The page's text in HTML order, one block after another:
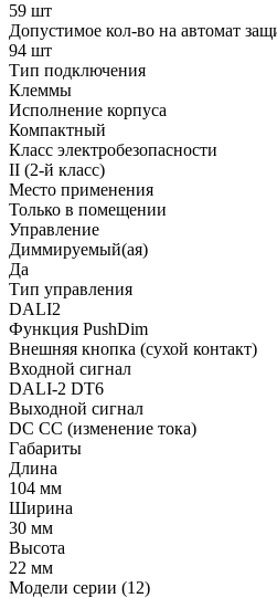
59 шт
Допустимое кол-во на автомат
94 шт
Тип подключения
Клеммы
Исполнение корпуса
Компактный
Класс электробезопасности
II (2-й класс)
Место применения
Только в помещении
Управление
Диммируемый(ая)
Да
Тип управления
DALI2
Функция PushDim
Внешняя кнопка (сухой контакт)
Входной сигнал
DALI-2 DT6
Выходной сигнал
DC CC (изменение тока)
Габариты
Длина
104 мм
Ширина
30 мм
Высота
22 мм
Модели серии (12)